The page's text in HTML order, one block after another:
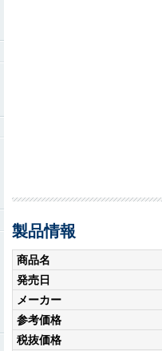
製品情報
商品名
発売日
メーカー
参考価格
税抜価格